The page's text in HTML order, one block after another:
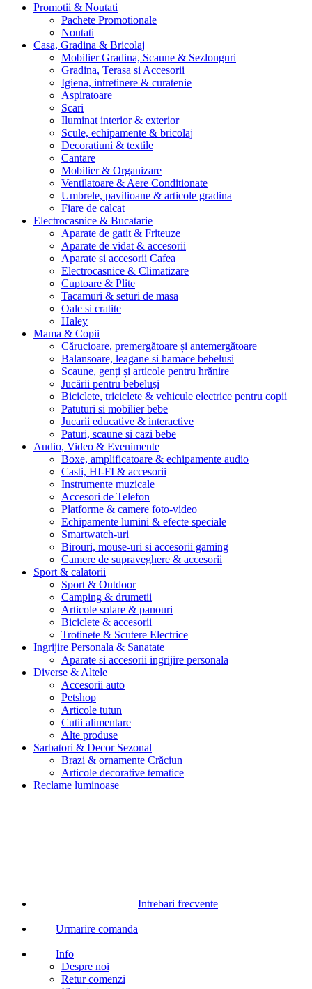
Promotii & Noutati
Pachete Promotionale
Noutati
Casa, Gradina & Bricolaj
Mobilier Gradina, Scaune & Sezlonguri
Gradina, Terasa si Accesorii
Igiena, intretinere & curatenie
Aspiratoare
Scari
Iluminat interior & exterior
Scule, echipamente & bricolaj
Decoratiuni & textile
Cantare
Mobilier & Organizare
Ventilatoare & Aere Conditionate
Umbrele, pavilioane & articole gradina
Fiare de calcat
Electrocasnice & Bucatarie
Aparate de gatit & Friteuze
Aparate de vidat & accesorii
Aparate si accesorii Cafea
Electrocasnice & Climatizare
Cuptoare & Plite
Tacamuri & seturi de masa
Oale si cratite
Haley
Mama & Copii
Cărucioare, premergătoare și antemergătoare
Balansoare, leagane si hamace bebelusi
Scaune, genți și articole pentru hrănire
Jucării pentru bebeluși
Biciclete, triciclete & vehicule electrice pentru copii
Patuturi si mobilier bebe
Jucarii educative & interactive
Paturi, scaune si cazi bebe
Audio, Video & Evenimente
Boxe, amplificatoare & echipamente audio
Casti, HI-FI & accesorii
Instrumente muzicale
Accesori de Telefon
Platforme & camere foto-video
Echipamente lumini & efecte speciale
Smartwatch-uri
Birouri, mouse-uri si accesorii gaming
Camere de supraveghere & accesorii
Sport & calatorii
Sport & Outdoor
Camping & drumetii
Articole solare & panouri
Biciclete & accesorii
Trotinete & Scutere Electrice
Ingrijire Personala & Sanatate
Aparate si accesorii ingrijire personala
Diverse & Altele
Accesorii auto
Petshop
Articole tutun
Cutii alimentare
Alte produse
Sarbatori & Decor Sezonal
Brazi & ornamente Crăciun
Articole decorative tematice
Reclame luminoase
Intrebari frecvente
Urmarire comanda
Info
Despre noi
Retur comenzi